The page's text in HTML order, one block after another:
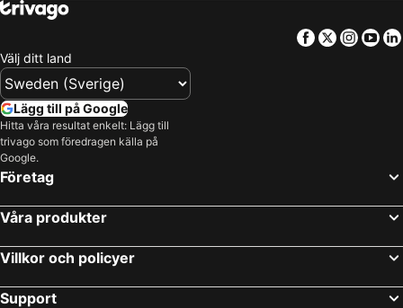
Vernon, New York Hotell
New York, New York Hotell
Brooklyn, New York Hotell
Newark, New Jersey Hotell
Bordentown, New Jersey Hotell
Secaucus, New Jersey Hotell
Miami Beach, Florida Hotell
Los Angeles, Kalifornien Hotell
Fort Lauderdale, Florida Hotell
Honolulu, Hawaii Hotell
Facebook
Twitter
Välj ditt land
Lägg till på Google
Hitta våra resultat enkelt: Lägg till
trivago som föredragen källa på
Google.
Företag
Våra produkter
Villkor och policyer
Support